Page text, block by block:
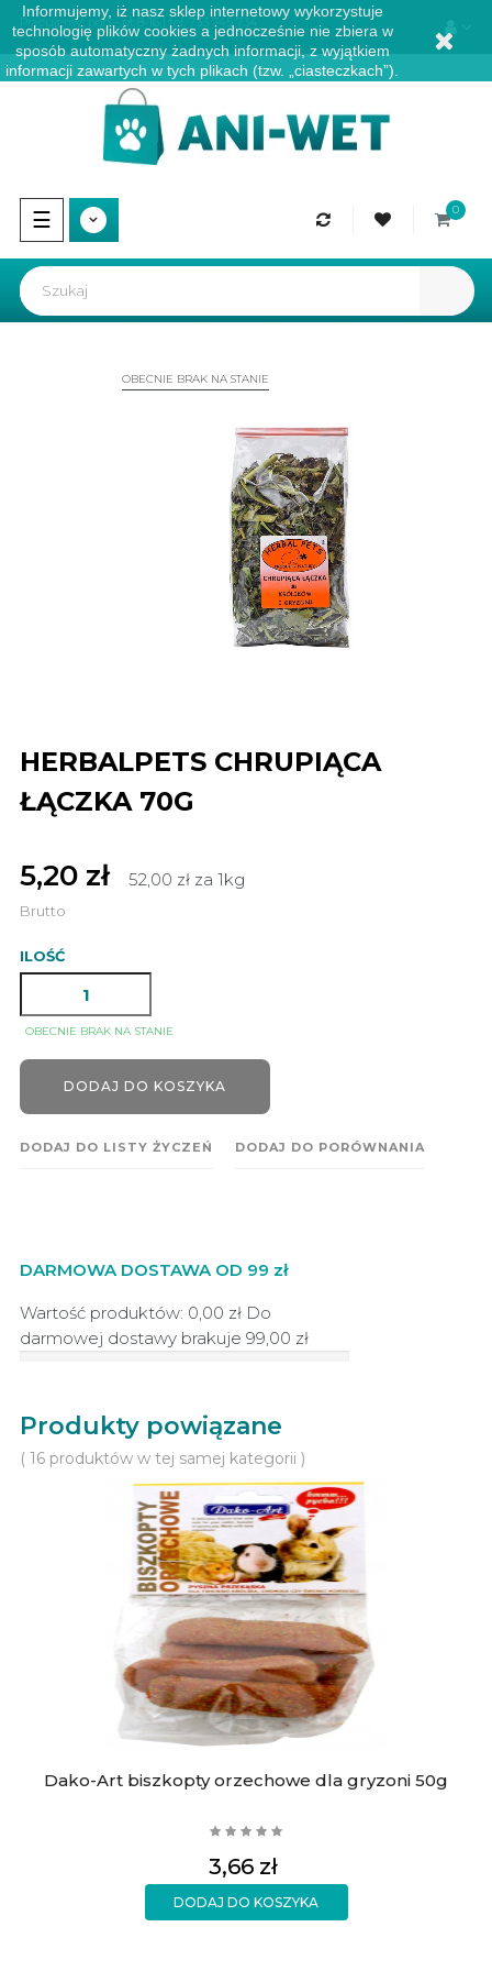
Pracujemy: pon - pt 8-16 | tel. 733 745 734
Przełącz
nawigację
☰ 0
OBECNIE BRAK NA STANIE
HERBALPETS CHRUPIĄCA
ŁĄCZKA 70G
5,20 zł 52,00 zł za 1kg
Brutto
ILOŚĆ
OBECNIE BRAK NA STANIE
DODAJ DO KOSZYKA
DODAJ DO LISTY ŻYCZEŃ DODAJ DO PORÓWNANIA
DARMOWA DOSTAWA OD 99 zł
Wartość produktów: 0,00 zł Do
darmowej dostawy brakuje 99,00 zł
Produkty powiązane
( 16 produktów w tej samej kategorii )
Dako-Art biszkopty orzechowe dla gryzoni 50g
Cena
3,66 zł
DODAJ DO KOSZYKA
Informujemy, iż nasz sklep internetowy wykorzystuje
technologię plików cookies a jednocześnie nie zbiera w
sposób automatyczny żadnych informacji, z wyjątkiem
informacji zawartych w tych plikach (tzw. „ciasteczkach”).